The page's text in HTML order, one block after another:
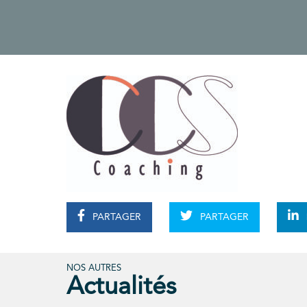
PARTAGER PARTAGER
NOS AUTRES
Actualités